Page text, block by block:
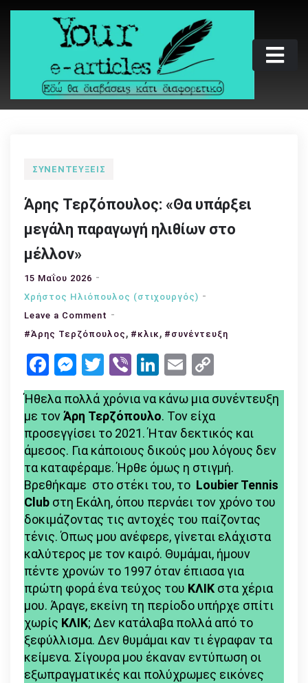
Skip
Your e-articles
Εδώ θα διαβάσεις κάτι διαφορετικό
ΣΥΝΕΝΤΕΎΞΕΙΣ
Άρης Τερζόπουλος: «Θα υπάρξει
μεγάλη παραγωγή ηλιθίων στο
μέλλον»
15 Μαΐου 2026
Χρήστος Ηλιόπουλος (στιχουργός)
Leave a Comment on
Άρης
«Θα
μεγάλη
παραγωγή
ηλιθίων
στο
μέλλον»
#Άρης Τερζόπουλος , #κλικ , #συνέντευξη
Facebook
Messenger
Twitter
ViberLinkedIn
Email
Link
Ήθελα πολλά χρόνια να κάνω μια συνέντευξη
με τονΆρη Τερζόπουλο. Τον είχα
προσεγγίσει το 2021. Ήταν δεκτικός και
άμεσος. Για κάποιους δικούς μου λόγους δεν
τα καταφέραμε. Ήρθε όμως η στιγμή.
Βρεθήκαμε στο στέκι του, το Loubier Tennis
Club στη Εκάλη, όπου περνάει τον χρόνο του
δοκιμάζοντας τις αντοχές του παίζοντας
τένις. Όπως μου ανέφερε, γίνεται ελάχιστα
καλύτερος με τον καιρό. Θυμάμαι, ήμουν
πέντε χρονών το 1997 όταν έπιασα για
πρώτη φορά ένα τεύχος του ΚΛΙΚ στα χέρια
μου. Άραγε, εκείνη τη περίοδο υπήρχε σπίτι
χωρίς ΚΛΙΚ; Δεν κατάλαβα πολλά από το
ξεφύλλισμα. Δεν θυμάμαι καν τι έγραφαν τα
κείμενα. Σίγουρα μου έκαναν εντύπωση οι
εξωπραγματικές και πολύχρωμες εικόνες